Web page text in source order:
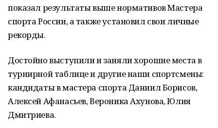
показал результаты выше нормативов Мастера
спорта России, а также установил свои личные
рекорды.
Достойно выступили и заняли хорошие места в
турнирной таблице и другие наши спортсмены:
кандидаты в мастера спорта Даниил Борисов,
Алексей Афанасьев, Вероника Ахунова, Юлия
Дмитриева.